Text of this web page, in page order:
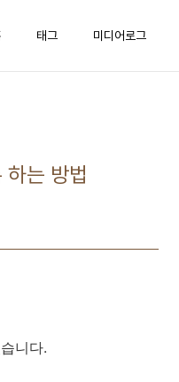
태그 미디어로그
는 방법
니다.